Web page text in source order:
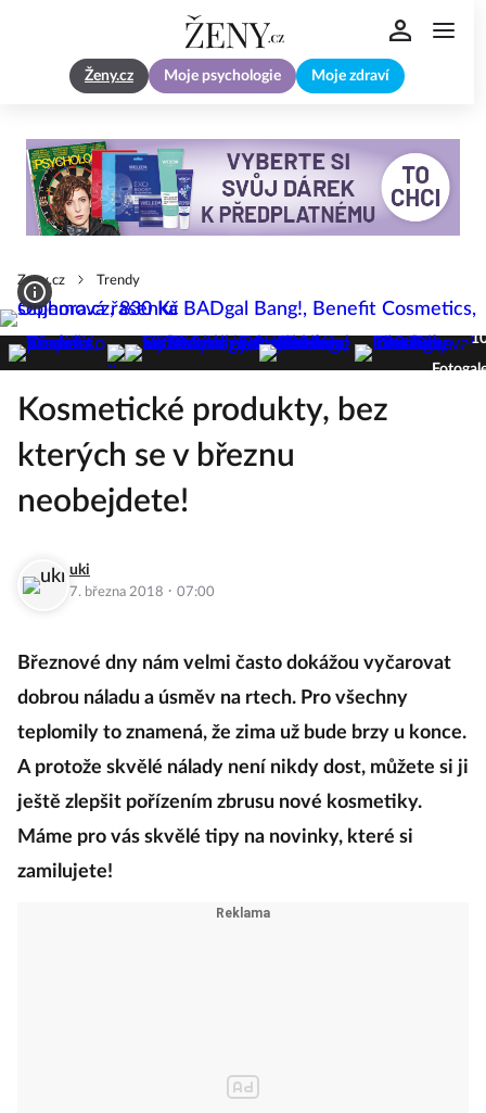
Ženy.cz Moje psychologie Moje zdraví
Zeny.cz Trendy
Kosmetické produkty, bez
kterých se v březnu
neobejdete!
uki
7. března 2018 · 07:00
Březnové dny nám velmi často dokážou vyčarovat
dobrou náladu a úsměv na rtech. Pro všechny
teplomily to znamená, že zima už bude brzy u konce.
A protože skvělé nálady není nikdy dost, můžete si ji
ještě zlepšit pořízením zbrusu nové kosmetiky.
Máme pro vás skvělé tipy na novinky, které si
zamilujete!